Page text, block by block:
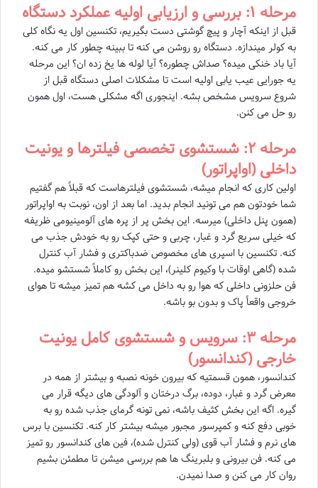
مرحله ۱: بررسی و ارزیابی اولیه عملکرد دستگاه
قبل از اینکه آچار و پیچ گوشتی دست بگیریم، تکنسین اول یه نگاه کلی
به کولر میندازه. دستگاه رو روشن می کنه تا ببینه چطور کار می کنه.
آیا باد خنکی میده؟ صداش چطوره؟ آیا لوله ها یخ زده ان؟ این مرحله
یه جورایی عیب یابی اولیه است تا مشکلات اصلی دستگاه قبل از
شروع سرویس مشخص بشه. اینجوری اگه مشکلی هست، اول همون
رو حل می کنن.
مرحله ۲: شستشوی تخصصی فیلترها و یونیت
داخلی (اواپراتور)
اولین کاری که انجام میشه، شستشوی فیلترهاست که قبلاً هم گفتیم
شما خودتون هم می تونید انجام بدید. اما بعد از اون، نوبت به اواپراتور
(همون پنل داخلی) میرسه. این بخش پر از پره های آلومینیومی ظریفه
که خیلی سریع گرد و غبار، چربی و حتی کپک رو به خودش جذب می
کنه. تکنسین با اسپری های مخصوص ضدباکتری و فشار آب کنترل
شده (گاهی اوقات با وکیوم کلینر)، این بخش رو کاملاً شستشو میده.
فن حلزونی داخلی که هوا رو به داخل می کشه هم تمیز میشه تا هوای
خروجی واقعاً پاک و بدون بو باشه.
مرحله ۳: سرویس و شستشوی کامل یونیت
خارجی (کندانسور)
کندانسور، همون قسمتیه که بیرون خونه نصبه و بیشتر از همه در
معرض گرد و غبار، دوده، برگ درختان و آلودگی های دیگه قرار می
گیره. اگه این بخش کثیف باشه، نمی تونه گرمای جذب شده رو به
خوبی دفع کنه و کمپرسور مجبور میشه بیشتر کار کنه. تکنسین با برس
های نرم و فشار آب قوی (ولی کنترل شده)، فین های کندانسور رو تمیز
می کنه. فن بیرونی و بلبرینگ ها هم بررسی میشن تا مطمئن بشیم
روان کار می کنن و صدا نمیدن.